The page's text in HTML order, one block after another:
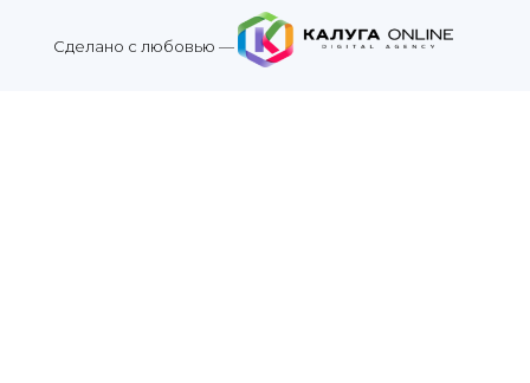
Сделано с любовью —